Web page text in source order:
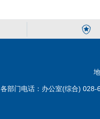
各部门电话：办公室(综合)